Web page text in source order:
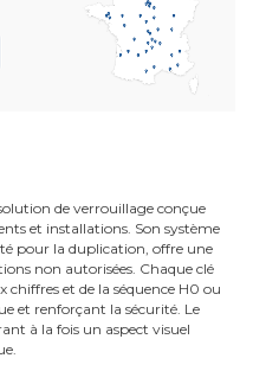
de verrouillage conçue
et installations. Son système
pour la duplication, offre une
non autorisées. Chaque clé
chiffres et de la séquence H0 ou
et renforçant la sécurité. Le
à la fois un aspect visuel